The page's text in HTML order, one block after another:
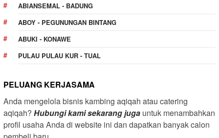
ABIANSEMAL - BADUNG
ABOY - PEGUNUNGAN BINTANG
ABUKI - KONAWE
PULAU PULAU KUR - TUAL
PELUANG KERJASAMA
Anda mengelola bisnis kambing aqiqah atau catering
aqiqah? Hubungi kami sekarang juga untuk menambahkan
profil usaha Anda di website ini dan dapatkan banyak calon